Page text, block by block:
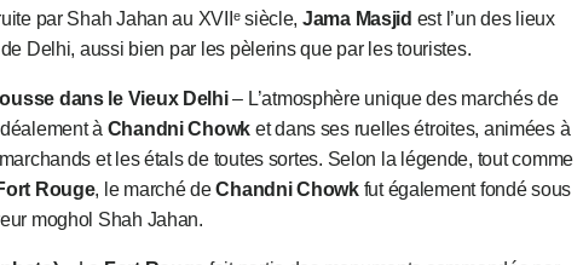
par Shah Jahan au XVIIᵉ siècle, Jama Masjid est l’un des lieux
Delhi, aussi bien par les pèlerins que par les touristes.
dans le Vieux Delhi– L’atmosphère unique des marchés de
à Chandni Chowk et dans ses ruelles étroites, animées à
et les étals de toutes sortes. Selon la légende, tout comme
Rouge, le marché deChandni Chowkfut également fondé sous
moghol Shah Jahan.